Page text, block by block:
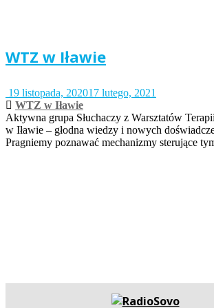
WTZ w Iławie
19 listopada, 202017 lutego, 2021
WTZ w Iławie
Aktywna grupa Słuchaczy z Warsztatów
w Iławie – głodna wiedzy i nowych
Pragniemy poznawać mechanizmy sterujące